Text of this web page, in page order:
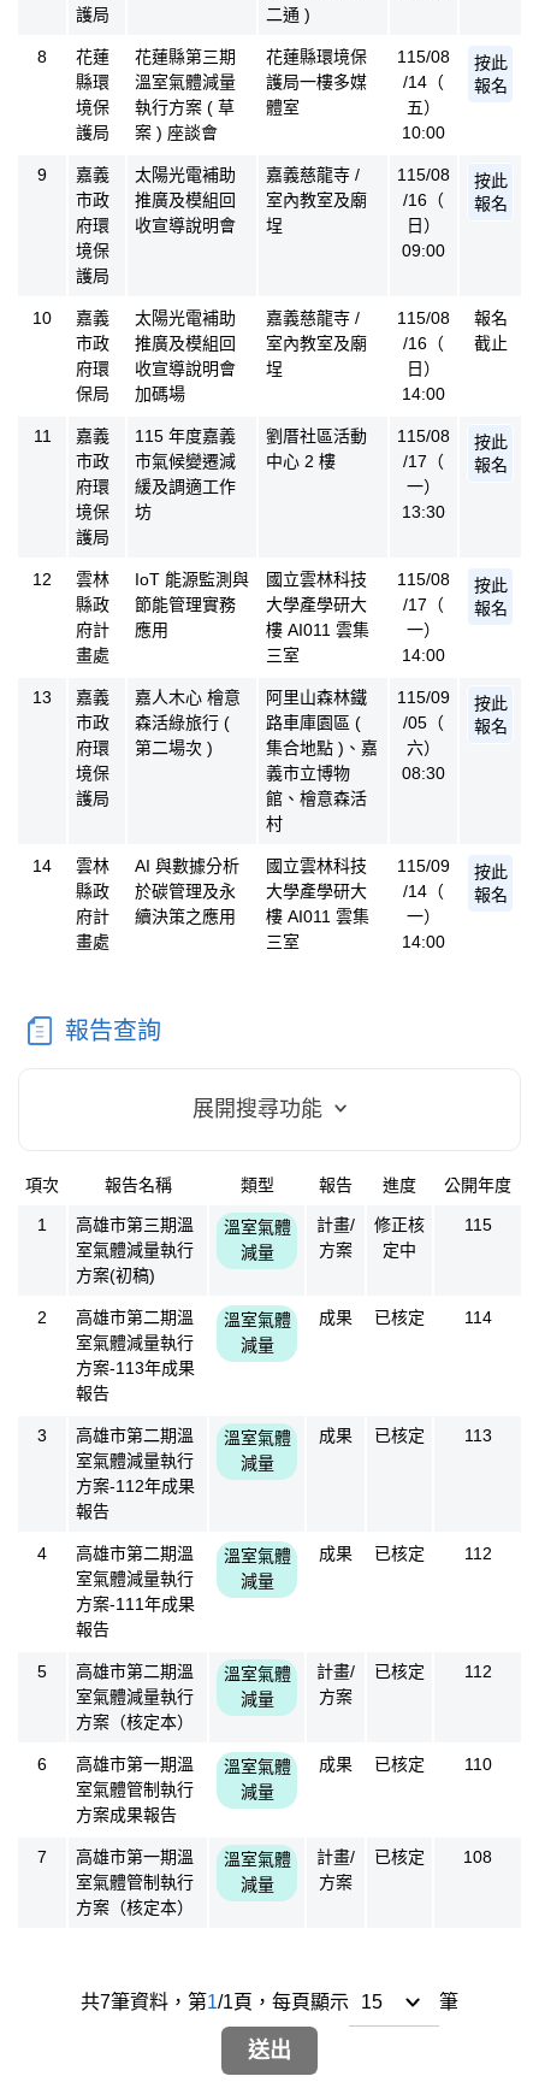
護局
二通 )
8
花蓮
縣環
境保
護局
花蓮縣第三期
溫室氣體減量
執行方案 ( 草
案 ) 座談會
花蓮縣環境保
護局一樓多媒
體室
115/08
/14（
五）
10:00
按此
報名
9
嘉義
市政
府環
境保
護局
太陽光電補助
推廣及模組回
收宣導說明會
嘉義慈龍寺 /
室內教室及廟
埕
115/08
/16（
日）
09:00
按此
報名
10
嘉義
市政
府環
保局
太陽光電補助
推廣及模組回
收宣導說明會
加碼場
嘉義慈龍寺 /
室內教室及廟
埕
115/08
/16（
日）
14:00
報名
截止
11
嘉義
市政
府環
境保
護局
115 年度嘉義
市氣候變遷減
緩及調適工作
坊
劉厝社區活動
中心 2 樓
115/08
/17（
一）
13:30
按此
報名
12
雲林
縣政
府計
畫處
IoT 能源監測與
節能管理實務
應用
國立雲林科技
大學產學研大
樓 AI011 雲集
三室
115/08
/17（
一）
14:00
按此
報名
13
嘉義
市政
府環
境保
護局
嘉人木心 檜意
森活綠旅行 (
第二場次 )
阿里山森林鐵
路車庫園區 (
集合地點 )、嘉
義市立博物
館、檜意森活
村
115/09
/05（
六）
08:30
按此
報名
14
雲林
縣政
府計
畫處
AI 與數據分析
於碳管理及永
續決策之應用
國立雲林科技
大學產學研大
樓 AI011 雲集
三室
115/09
/14（
一）
14:00
按此
報名
報告查詢
展開搜尋功能
方案成果
項次 報告名稱 類型 報告 進度 公開年度
1
高雄市第三期溫
室氣體減量執行
方案(初稿)
溫室氣體
減量
計畫/
方案
修正核
定中
115
2
高雄市第二期溫
室氣體減量執行
方案-113年成果
報告
溫室氣體
減量
成果 已核定 114
3
高雄市第二期溫
室氣體減量執行
方案-112年成果
報告
溫室氣體
減量
成果 已核定 113
4
高雄市第二期溫
室氣體減量執行
方案-111年成果
報告
溫室氣體
減量
成果 已核定 112
5
高雄市第二期溫
室氣體減量執行
方案（核定本）
溫室氣體
減量
計畫/
方案
已核定 112
6
高雄市第一期溫
室氣體管制執行
方案成果報告
溫室氣體
減量
成果 已核定 110
7
高雄市第一期溫
室氣體管制執行
方案（核定本）
溫室氣體
減量
計畫/
方案
已核定 108
共7筆資料， 第1/1頁， 每頁顯示 筆
送出